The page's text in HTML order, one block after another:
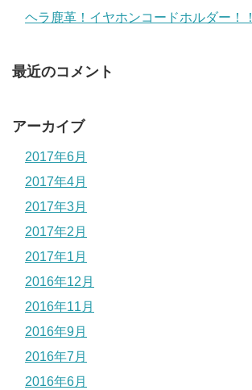
ヘラ鹿革！イヤホンコードホルダー！！
最近のコメント
アーカイブ
2017年6月
2017年4月
2017年3月
2017年2月
2017年1月
2016年12月
2016年11月
2016年9月
2016年7月
2016年6月